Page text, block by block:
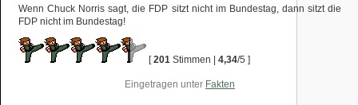
Wenn Chuck Norris sagt, die FDP sitzt nicht im Bundestag, dann sitzt die
FDP nicht im Bundestag!
[201 Stimmen |4,34/5 ]
Eingetragen unter Fakten